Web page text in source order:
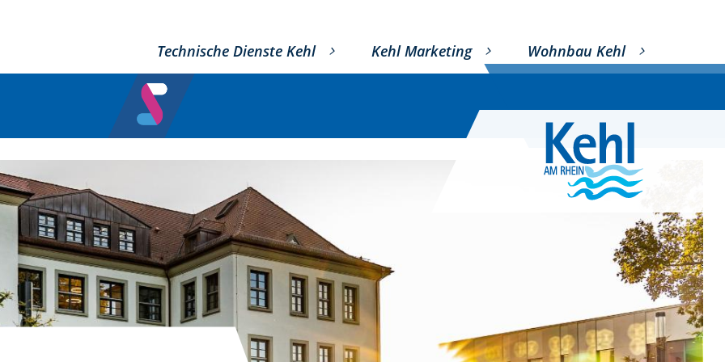
Technische Dienste Kehl Kehl Marketing Wohnbau Kehl